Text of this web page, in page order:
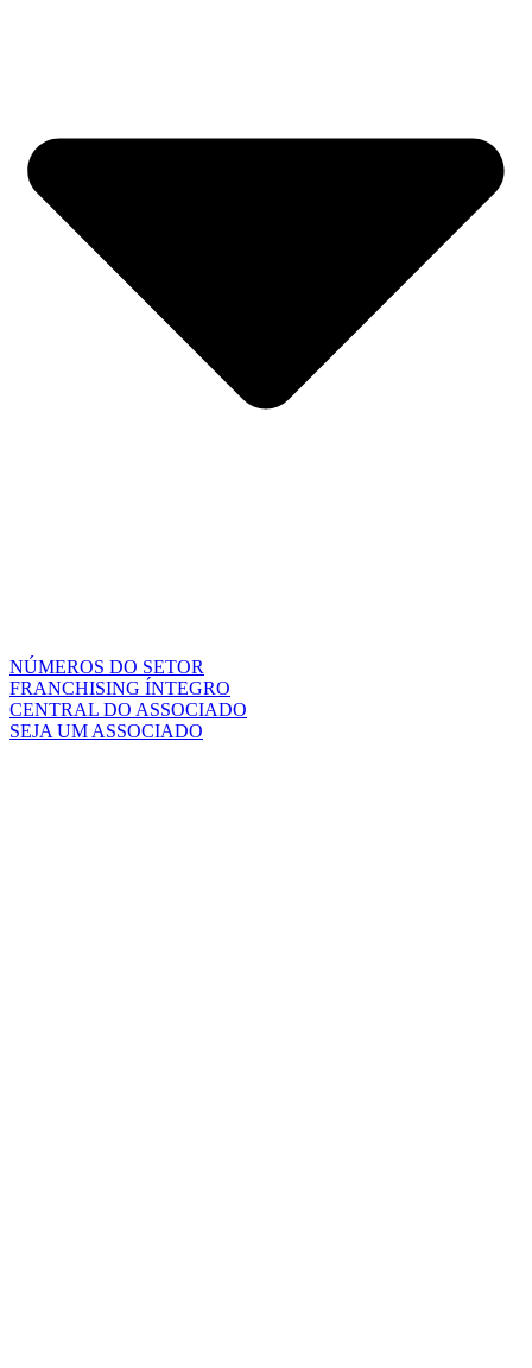
NÚMEROS DO SETOR
FRANCHISING ÍNTEGRO
CENTRAL DO ASSOCIADO
SEJA UM ASSOCIADO